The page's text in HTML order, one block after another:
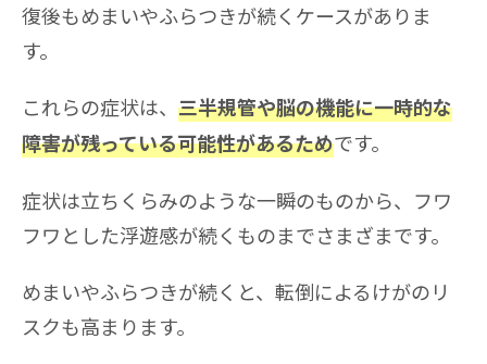
復後もめまいやふらつきが続くケースがありま
す。
これらの症状は、 三半規管や脳の機能に一時的な
障害が残っている可能性があるためです。
症状は立ちくらみのような一瞬のものから、フワ
フワとした浮遊感が続くものまでさまざまです。
めまいやふらつきが続くと、転倒によるけがのリ
スクも高まります。